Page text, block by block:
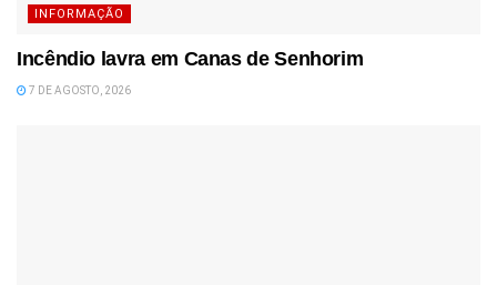
INFORMAÇÃO
Incêndio lavra em Canas de Senhorim
7 DE AGOSTO, 2026